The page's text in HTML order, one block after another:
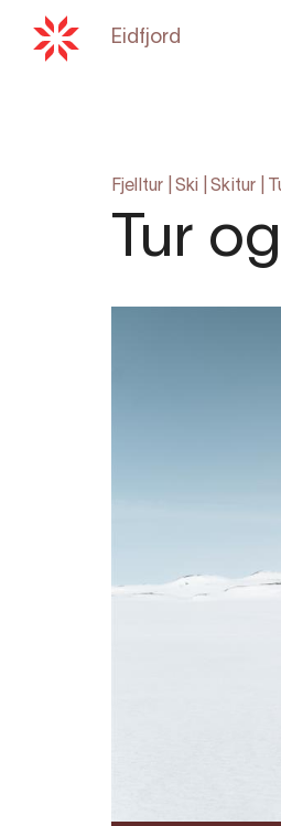
Eidfjord
Fjelltur |Ski |Skitur
Tur